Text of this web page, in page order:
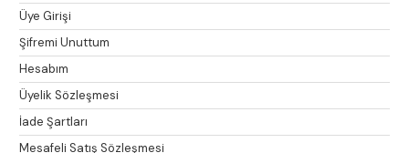
Üye Girişi
Şifremi Unuttum
Hesabım
Üyelik Sözleşmesi
İade Şartları
Mesafeli Satış Sözleşmesi